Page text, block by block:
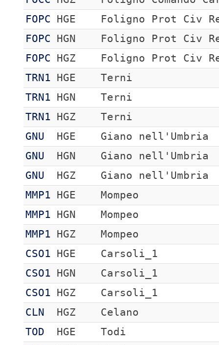
FOPC
HGE
Foligno Prot Civ
FOPC
HGN
Foligno Prot Civ
FOPC
HGZ
Foligno Prot Civ
TRN1
HGE
Terni
TRN1
HGN
Terni
TRN1
HGZ
Terni
GNU
HGE
Giano nell'Umbria
GNU
HGN
Giano nell'Umbria
GNU
HGZ
Giano nell'Umbria
MMP1
HGE
Mompeo
MMP1
HGN
Mompeo
MMP1
HGZ
Mompeo
CSO1
HGE
Carsoli_1
CSO1
HGN
Carsoli_1
CSO1
HGZ
Carsoli_1
CLN
HGZ
Celano
TOD
HGE
Todi